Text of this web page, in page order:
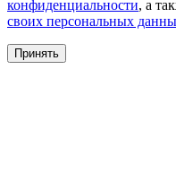
конфиденциальности, а
своих персональных
Принять